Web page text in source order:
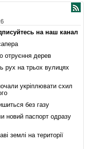
на наш канал
отруєння дерев
рух на трьох вулицях
укріплювати схил
без газу
новий паспорт одразу
землі на території